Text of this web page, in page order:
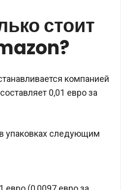
стоит
компанией
0,01 евро за
упаковках следующим